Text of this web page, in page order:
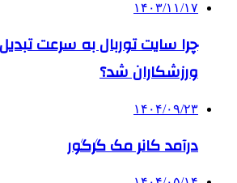
۱۴۰۳/۱۱/۱۷
چرا سایت توربال به ‌سرعت
ورزشکاران شد؟
۱۴۰۴/۰۹/۲۳
درآمد کانر مک گرگور